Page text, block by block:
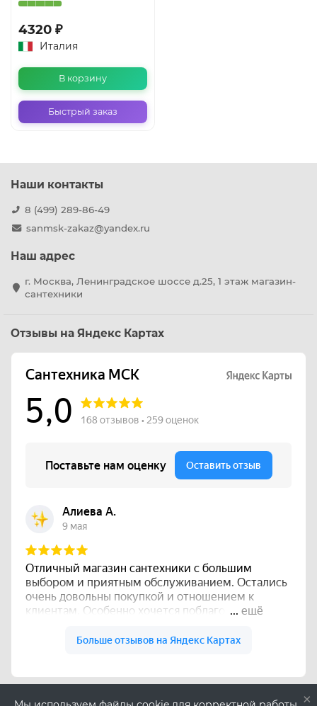
×
4320 ₽
Италия
В корзину
Быстрый заказ
Наши контакты
8 (499) 289-86-49
sanmsk-zakaz@yandex.ru
Наш адрес
г. Москва, Ленинградское шоссе д.25, 1 этаж магазин-
сантехники
Отзывы на Яндекс Картах